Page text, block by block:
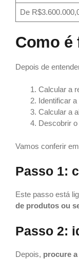
De
Como é
Depois de
Calcular a
Identificar
Calcular a
Descobrir
Vamos conferir
Passo 1:
Este passo está
de produtos ou
Passo 2:
Depois, procure